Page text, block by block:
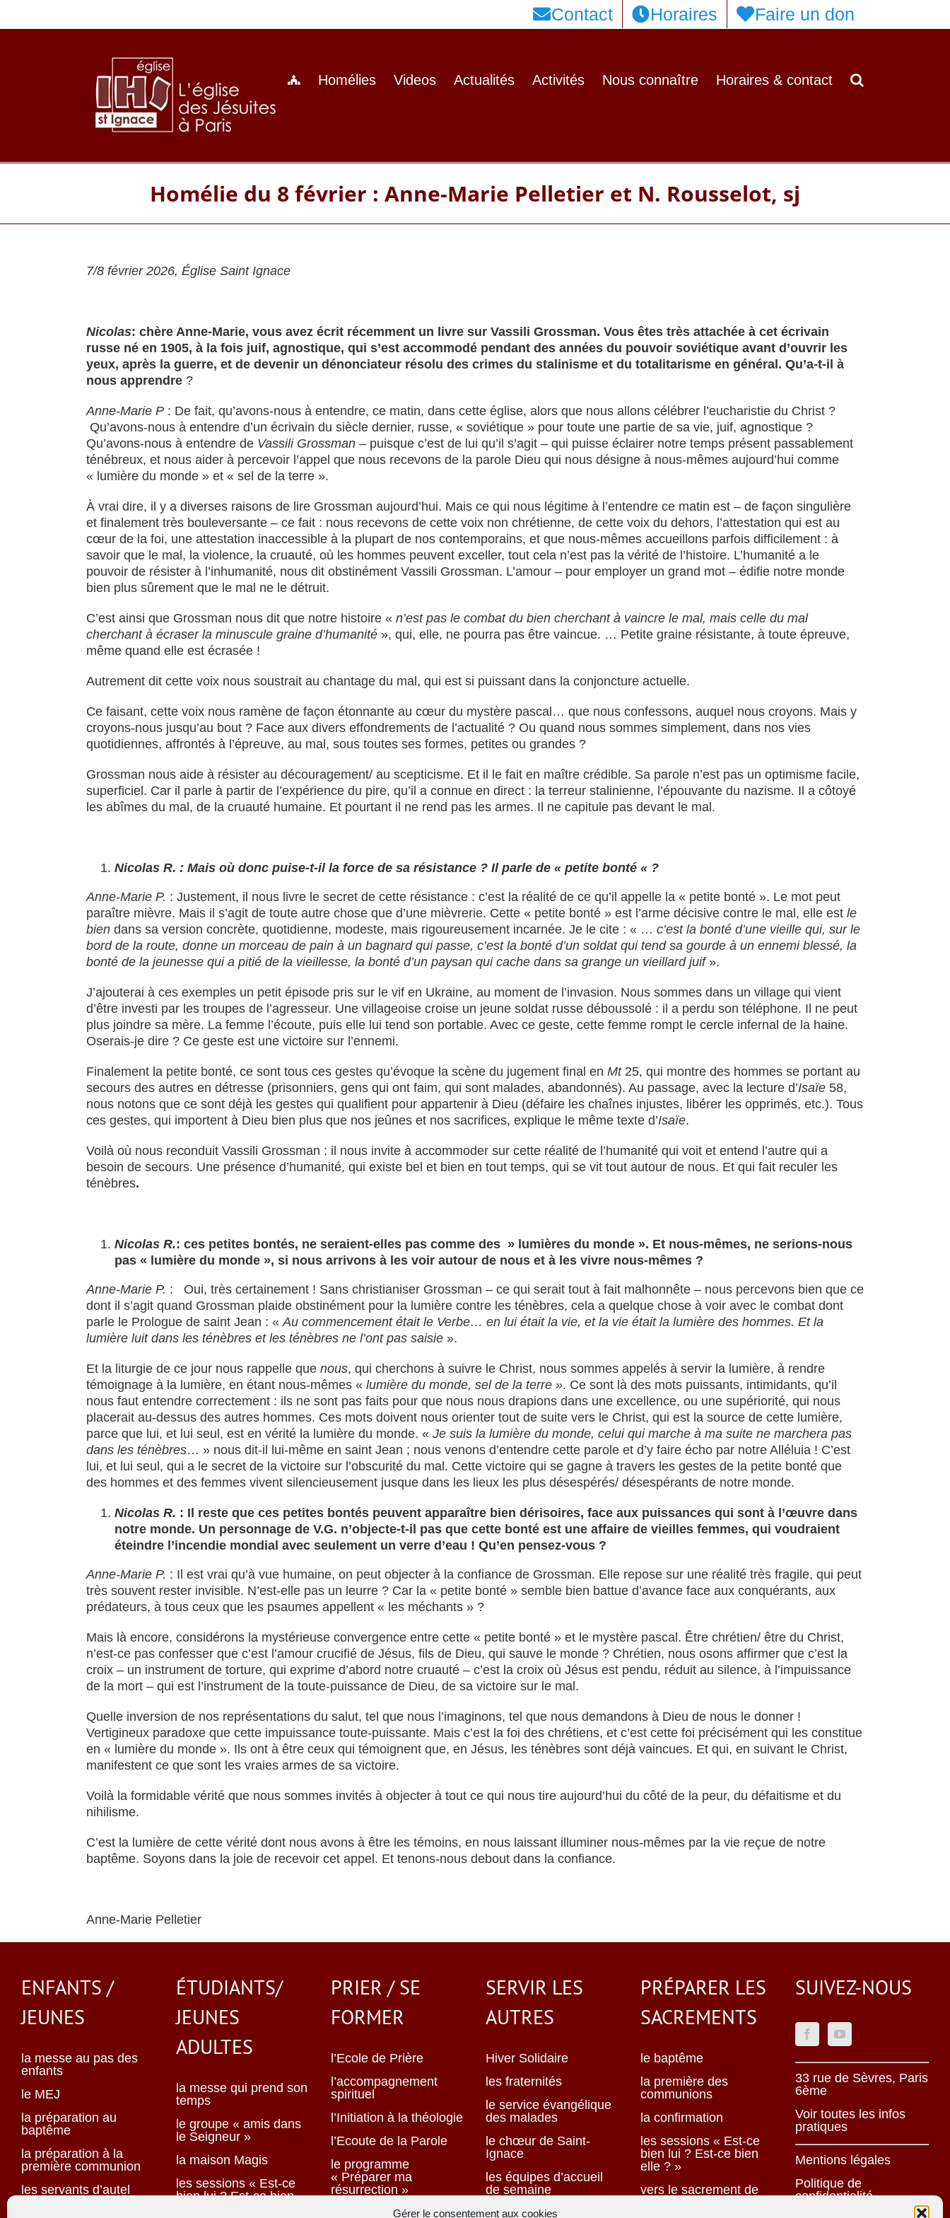
Gérer le consentement aux cookies
Contact Horaires Faire un don
Homélies Videos Actualités Activités Nous connaître Horaires & contact
Homélie du 8 février : Anne-Marie Pelletier et N. Rousselot, sj
7/8 février 2026, Église Saint Ignace
Nicolas: chère Anne-Marie, vous avez écrit récemment un livre sur Vassili Grossman. Vous êtes très attachée à cet écrivain
russe né en 1905, à la fois juif, agnostique, qui s’est accommodé pendant des années du pouvoir soviétique avant d’ouvrir les
yeux, après la guerre, et de devenir un dénonciateur résolu des crimes du stalinisme et du totalitarisme en général. Qu’a-t-il à
nous apprendre ?
Anne-Marie P : De fait, qu’avons-nous à entendre, ce matin, dans cette église, alors que nous allons célébrer l’eucharistie du Christ ?
Qu’avons-nous à entendre d’un écrivain du siècle dernier, russe, « soviétique » pour toute une partie de sa vie, juif, agnostique ?
Qu’avons-nous à entendre de Vassili Grossman – puisque c’est de lui qu’il s’agit – qui puisse éclairer notre temps présent passablement
ténébreux, et nous aider à percevoir l’appel que nous recevons de la parole Dieu qui nous désigne à nous-mêmes aujourd’hui comme
« lumière du monde » et « sel de la terre ».
À vrai dire, il y a diverses raisons de lire Grossman aujourd’hui. Mais ce qui nous légitime à l’entendre ce matin est – de façon singulière
et finalement très bouleversante – ce fait : nous recevons de cette voix non chrétienne, de cette voix du dehors, l’attestation qui est au
cœur de la foi, une attestation inaccessible à la plupart de nos contemporains, et que nous-mêmes accueillons parfois difficilement : à
savoir que le mal, la violence, la cruauté, où les hommes peuvent exceller, tout cela n’est pas la vérité de l’histoire. L’humanité a le
pouvoir de résister à l’inhumanité, nous dit obstinément Vassili Grossman. L’amour – pour employer un grand mot – édifie notre monde
bien plus sûrement que le mal ne le détruit.
C’est ainsi que Grossman nous dit que notre histoire « n’est pas le combat du bien cherchant à vaincre le mal, mais celle du mal
cherchant à écraser la minuscule graine d’humanité », qui, elle, ne pourra pas être vaincue. … Petite graine résistante, à toute épreuve,
même quand elle est écrasée !
Autrement dit cette voix nous soustrait au chantage du mal, qui est si puissant dans la conjoncture actuelle.
Ce faisant, cette voix nous ramène de façon étonnante au cœur du mystère pascal… que nous confessons, auquel nous croyons. Mais y
croyons-nous jusqu’au bout ? Face aux divers effondrements de l’actualité ? Ou quand nous sommes simplement, dans nos vies
quotidiennes, affrontés à l’épreuve, au mal, sous toutes ses formes, petites ou grandes ?
Grossman nous aide à résister au découragement/ au scepticisme. Et il le fait en maître crédible. Sa parole n’est pas un optimisme facile,
superficiel. Car il parle à partir de l’expérience du pire, qu’il a connue en direct : la terreur stalinienne, l’épouvante du nazisme. Il a côtoyé
les abîmes du mal, de la cruauté humaine. Et pourtant il ne rend pas les armes. Il ne capitule pas devant le mal.
Nicolas R. : Mais où donc puise-t-il la force de sa résistance ? Il parle de « petite bonté « ?
Anne-Marie P. : Justement, il nous livre le secret de cette résistance : c’est la réalité de ce qu’il appelle la « petite bonté ». Le mot peut
paraître mièvre. Mais il s’agit de toute autre chose que d’une mièvrerie. Cette « petite bonté » est l’arme décisive contre le mal, elle est le
bien dans sa version concrète, quotidienne, modeste, mais rigoureusement incarnée. Je le cite : « … c’est la bonté d’une vieille qui, sur le
bord de la route, donne un morceau de pain à un bagnard qui passe, c’est la bonté d’un soldat qui tend sa gourde à un ennemi blessé, la
bonté de la jeunesse qui a pitié de la vieillesse, la bonté d’un paysan qui cache dans sa grange un vieillard juif».
J’ajouterai à ces exemples un petit épisode pris sur le vif en Ukraine, au moment de l’invasion. Nous sommes dans un village qui vient
d’être investi par les troupes de l’agresseur. Une villageoise croise un jeune soldat russe déboussolé : il a perdu son téléphone. Il ne peut
plus joindre sa mère. La femme l’écoute, puis elle lui tend son portable. Avec ce geste, cette femme rompt le cercle infernal de la haine.
Oserais-je dire ? Ce geste est une victoire sur l’ennemi.
Finalement la petite bonté, ce sont tous ces gestes qu’évoque la scène du jugement final en Mt25, qui montre des hommes se portant au
secours des autres en détresse (prisonniers, gens qui ont faim, qui sont malades, abandonnés). Au passage, avec la lecture d’Isaïe 58,
nous notons que ce sont déjà les gestes qui qualifient pour appartenir à Dieu (défaire les chaînes injustes, libérer les opprimés, etc.). Tous
ces gestes, qui importent à Dieu bien plus que nos jeûnes et nos sacrifices, explique le même texte d’Isaïe.
Voilà où nous reconduit Vassili Grossman : il nous invite à accommoder sur cette réalité de l’humanité qui voit et entend l’autre qui a
besoin de secours. Une présence d’humanité, qui existe bel et bien en tout temps, qui se vit tout autour de nous. Et qui fait reculer les
ténèbres.
Nicolas R.: ces petites bontés, ne seraient-elles pas comme des » lumières du monde ». Et nous-mêmes, ne serions-nous
pas « lumière du monde », si nous arrivons à les voir autour de nous et à les vivre nous-mêmes ?
Anne-Marie P. : Oui, très certainement ! Sans christianiser Grossman – ce qui serait tout à fait malhonnête – nous percevons bien que ce
dont il s’agit quand Grossman plaide obstinément pour la lumière contre les ténèbres, cela a quelque chose à voir avec le combat dont
parle le Prologue de saint Jean : «Au commencement était le Verbe… en lui était la vie, et la vie était la lumière des hommes. Et la
lumière luit dans les ténèbres et les ténèbres ne l’ont pas saisie ».
Et la liturgie de ce jour nous rappelle que nous, qui cherchons à suivre le Christ, nous sommes appelés à servir la lumière, à rendre
témoignage à la lumière, en étant nous-mêmes « lumière du monde, sel de la terre ». Ce sont là des mots puissants, intimidants, qu’il
nous faut entendre correctement : ils ne sont pas faits pour que nous nous drapions dans une excellence, ou une supériorité, qui nous
placerait au-dessus des autres hommes. Ces mots doivent nous orienter tout de suite vers le Christ, qui est la source de cette lumière,
parce que lui, et lui seul, est en vérité la lumière du monde. « Je suis la lumière du monde, celui qui marche à ma suite ne marchera pas
dans les ténèbres… » nous dit-il lui-même en saint Jean ; nous venons d’entendre cette parole et d’y faire écho par notre Alléluia ! C’est
lui, et lui seul, qui a le secret de la victoire sur l’obscurité du mal. Cette victoire qui se gagne à travers les gestes de la petite bonté que
des hommes et des femmes vivent silencieusement jusque dans les lieux les plus désespérés/ désespérants de notre monde.
Nicolas R. : Il reste que ces petites bontés peuvent apparaître bien dérisoires, face aux puissances qui sont à l’œuvre dans
notre monde. Un personnage de V.G. n’objecte-t-il pas que cette bonté est une affaire de vieilles femmes, qui voudraient
éteindre l’incendie mondial avec seulement un verre d’eau ! Qu’en pensez-vous ?
Anne-Marie P. : Il est vrai qu’à vue humaine, on peut objecter à la confiance de Grossman. Elle repose sur une réalité très fragile, qui peut
très souvent rester invisible. N’est-elle pas un leurre ? Car la « petite bonté » semble bien battue d’avance face aux conquérants, aux
prédateurs, à tous ceux que les psaumes appellent « les méchants » ?
Mais là encore, considérons la mystérieuse convergence entre cette « petite bonté » et le mystère pascal. Être chrétien/ être du Christ,
n’est-ce pas confesser que c’est l’amour crucifié de Jésus, fils de Dieu, qui sauve le monde ? Chrétien, nous osons affirmer que c’est la
croix – un instrument de torture, qui exprime d’abord notre cruauté – c’est la croix où Jésus est pendu, réduit au silence, à l’impuissance
de la mort – qui est l’instrument de la toute-puissance de Dieu, de sa victoire sur le mal.
Quelle inversion de nos représentations du salut, tel que nous l’imaginons, tel que nous demandons à Dieu de nous le donner !
Vertigineux paradoxe que cette impuissance toute-puissante. Mais c’est la foi des chrétiens, et c’est cette foi précisément qui les constitue
en « lumière du monde ». Ils ont à être ceux qui témoignent que, en Jésus, les ténèbres sont déjà vaincues. Et qui, en suivant le Christ,
manifestent ce que sont les vraies armes de sa victoire.
Voilà la formidable vérité que nous sommes invités à objecter à tout ce qui nous tire aujourd’hui du côté de la peur, du défaitisme et du
nihilisme.
C’est la lumière de cette vérité dont nous avons à être les témoins, en nous laissant illuminer nous-mêmes par la vie reçue de notre
baptême. Soyons dans la joie de recevoir cet appel. Et tenons-nous debout dans la confiance.
Anne-Marie Pelletier
ENFANTS /
JEUNES
la messe au pas des
enfants
le MEJ
la préparation au
baptême
la préparation à la
première communion
les servants d’autel
ÉTUDIANTS/
JEUNES
ADULTES
la messe qui prend son
temps
le groupe « amis dans
le Seigneur »
la maison Magis
les sessions « Est-ce
bien lui ? Est-ce bien
PRIER / SE
FORMER
l’Ecole de Prière
l’accompagnement
spirituel
l’Initiation à la théologie
l’Ecoute de la Parole
le programme
« Préparer ma
résurrection »
Groupe de partage :
SERVIR LES
AUTRES
Hiver Solidaire
les fraternités
le service évangélique
des malades
le chœur de Saint-
Ignace
les équipes d’accueil
de semaine
le service de la
PRÉPARER LES
SACREMENTS
le baptême
la première des
communions
la confirmation
les sessions « Est-ce
bien lui ? Est-ce bien
elle ? »
vers le sacrement de
SUIVEZ-NOUS
33 rue de Sèvres, Paris
6ème
Voir toutes les infos
pratiques
Mentions légales
Politique de
confidentialité